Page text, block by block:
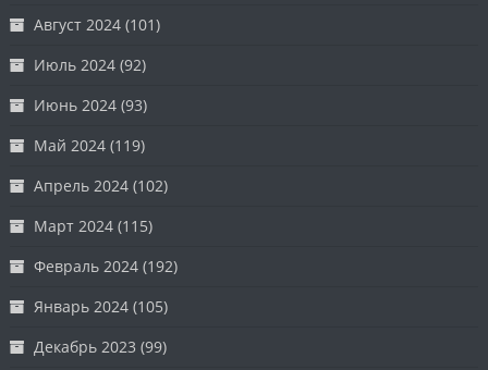
Август 2024 (101)
Июль 2024 (92)
Июнь 2024 (93)
Май 2024 (119)
Апрель 2024 (102)
Март 2024 (115)
Февраль 2024 (192)
Январь 2024 (105)
Декабрь 2023 (99)